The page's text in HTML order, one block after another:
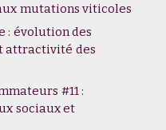
mutations viticoles
: évolution des
attractivité des
#11 :
sociaux et